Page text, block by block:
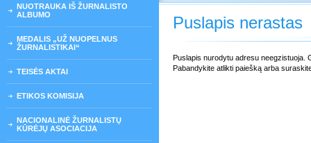
NUOTRAUKA IŠ ŽURNALISTO
ALBUMO
MEDALIS „UŽ NUOPELNUS
ŽURNALISTIKAI“
TEISĖS AKTAI
ETIKOS KOMISIJA
NACIONALINĖ ŽURNALISTŲ
KŪRĖJŲ ASOCIACIJA
Puslapis nerastas
Puslapis nurodytu adresu neegzistuoja.
Pabandykite atlikti paiešką arba